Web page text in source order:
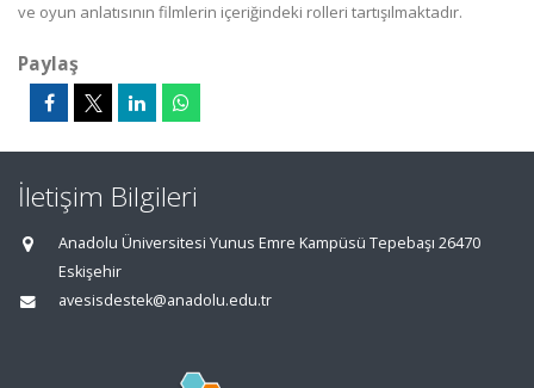
ve oyun anlatısının filmlerin içeriğindeki rolleri tartışılmaktadır.
Paylaş
İletişim Bilgileri
Anadolu Üniversitesi Yunus Emre Kampüsü Tepebaşı 26470
Eskişehir
avesisdestek@anadolu.edu.tr